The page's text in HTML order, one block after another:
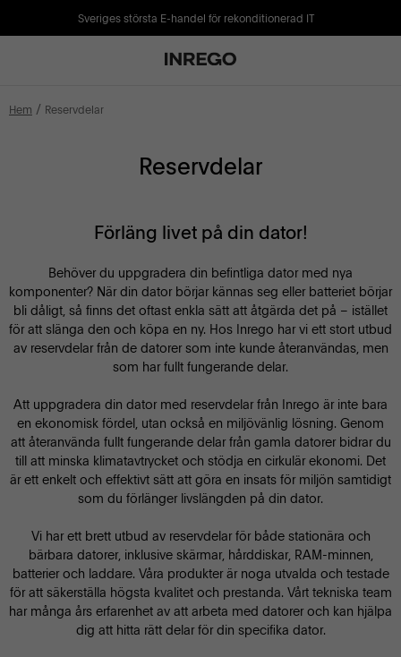
Sveriges största E-handel för rekonditionerad IT
Hem Reservdelar
Reservdelar
Förläng livet på din dator!
Behöver du uppgradera din befintliga dator med nya
komponenter? När din dator börjar kännas seg eller batteriet börjar
bli dåligt, så finns det oftast enkla sätt att åtgärda det på – istället
för att slänga den och köpa en ny. Hos Inrego har vi ett stort utbud
av reservdelar från de datorer som inte kunde återanvändas, men
som har fullt fungerande delar.
Att uppgradera din dator med reservdelar från Inrego är inte bara
en ekonomisk fördel, utan också en miljövänlig lösning. Genom
att återanvända fullt fungerande delar från gamla datorer bidrar du
till att minska klimatavtrycket och stödja en cirkulär ekonomi. Det
är ett enkelt och effektivt sätt att göra en insats för miljön samtidigt
som du förlänger livslängden på din dator.
Vi har ett brett utbud av reservdelar för både stationära och
bärbara datorer, inklusive skärmar, hårddiskar, RAM-minnen,
batterier och laddare. Våra produkter är noga utvalda och testade
för att säkerställa högsta kvalitet och prestanda. Vårt tekniska team
har många års erfarenhet av att arbeta med datorer och kan hjälpa
dig att hitta rätt delar för din specifika dator.